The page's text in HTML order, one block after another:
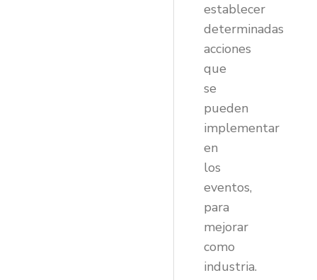
establecer
determinadas
acciones
que
se
pueden
implementar
en
los
eventos,
para
mejorar
como
industria.